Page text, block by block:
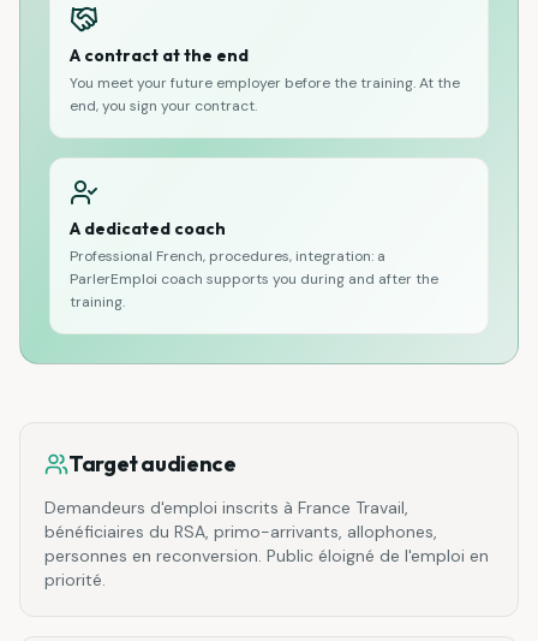
A contract at the end
You meet your future employer before the training. At the
end, you sign your contract.
A dedicated coach
Professional French, procedures, integration: a
ParlerEmploi coach supports you during and after the
training.
Target audience
Demandeurs d'emploi inscrits à France Travail,
bénéficiaires du RSA, primo-arrivants, allophones,
personnes en reconversion. Public éloigné de l'emploi en
priorité.